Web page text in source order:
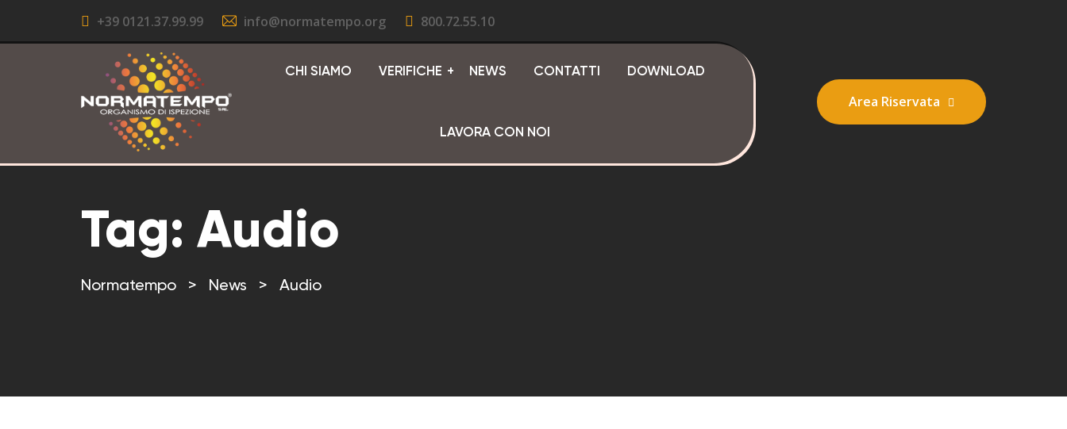
+39 0121.37.99.99 info@normatempo.org 800.72.55.10
CHI SIAMO VERIFICHE NEWS CONTATTI DOWNLOAD
LAVORA CON NOI
Area Riservata
Tag: Audio
Normatempo > News > Audio